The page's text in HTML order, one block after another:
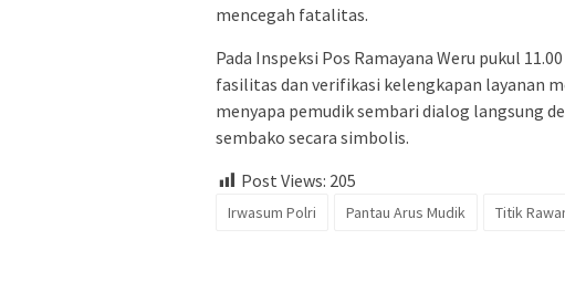
mencegah fatalitas.
Pada Inspeksi Pos Ramayana Weru pukul
fasilitas dan verifikasi kelengkapan layanan
menyapa pemudik sembari dialog langsung
sembako secara simbolis.
Post Views: 205
Irwasum Polri Pantau Arus Mudik Titik